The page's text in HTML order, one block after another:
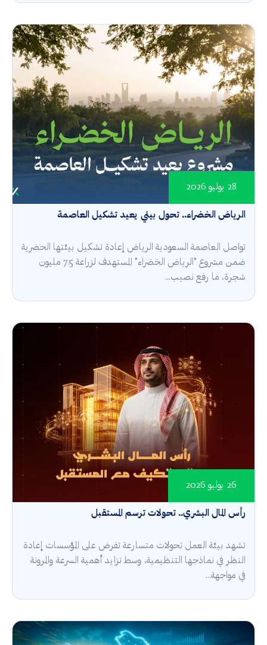
الرياض الخضراء.. تحول بيئي يعيد تشكيل العاصمة
28 يوليو 2026
تواصل العاصمة السعودية الرياض إعادة تشكيل بيئتها الحضرية
ضمن مشروع "الرياض الخضراء" المستهدف لزراعة 7.5 مليون
شجرة، ما رفع نصيب...
رأس المال البشري.. تحولات ترسم المستقبل
26 يوليو 2026
تشهد بيئة العمل تحولات متسارعة تفرض على المؤسسات إعادة
النظر في نماذجها التنظيمية، وسط تزايد أهمية السرعة والمرونة
في مواجهة...